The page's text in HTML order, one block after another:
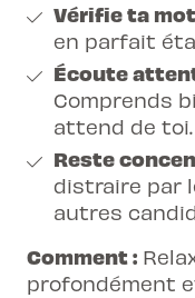
Vérifie ta
en parfait
Écoute
Comprends
attend de toi.
Reste
distraire par
autres
Comment :
profondément